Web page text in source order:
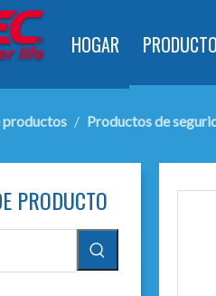
HOGAR
productos / Productos de
PRODUCTO